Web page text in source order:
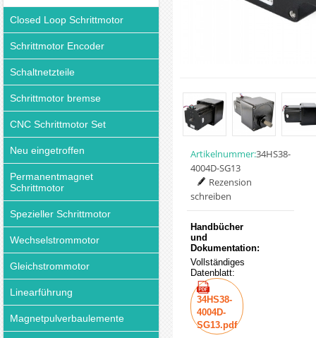
Closed Loop Schrittmotor
Schrittmotor Encoder
Schaltnetzteile
Schrittmotor bremse
CNC Schrittmotor Set
Neu eingetroffen
Permanentmagnet
Schrittmotor
Spezieller Schrittmotor
Wechselstrommotor
Gleichstrommotor
Linearführung
Magnetpulverbaulemente
Artikelnummer:34HS38-
4004D-SG13
Rezension
schreiben
Handbücher
und
Dokumentation:
Vollständiges
Datenblatt:
34HS38-
4004D-
SG13.pdf